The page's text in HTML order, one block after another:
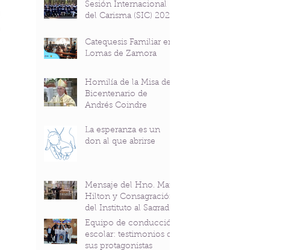
Sesión Internacional
del Carisma (SIC) 2026
Catequesis Familiar en
Lomas de Zamora
Homilía de la Misa del
Bicentenario de
Andrés Coindre
La esperanza es un
don al que abrirse
Mensaje del Hno. Mark
Hilton y Consagración
del Instituto al Sagrado
Corazón en el
Bicentenario del P.
Andrés Coindre
Equipo de conducción
escolar: testimonios de
sus protagonistas